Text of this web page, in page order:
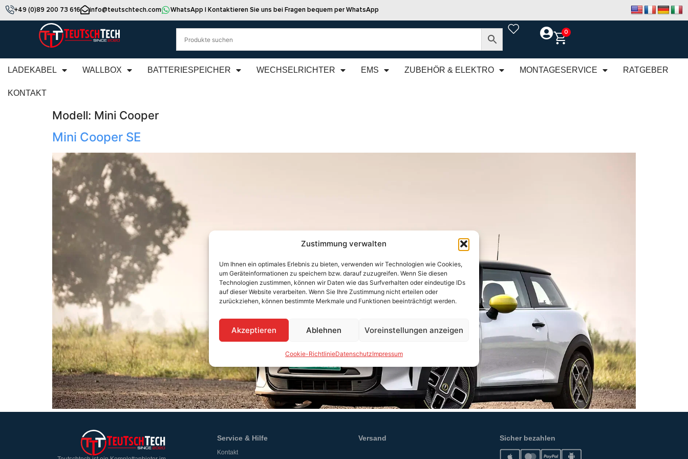
Zustimmung verwalten
Um Ihnen ein optimales Erlebnis zu bieten, verwenden wir Technologien wie Cookies,
um Geräteinformationen zu speichern bzw. darauf zuzugreifen. Wenn Sie diesen
Technologien zustimmen, können wir Daten wie das Surfverhalten oder eindeutige IDs
auf dieser Website verarbeiten. Wenn Sie Ihre Zustimmung nicht erteilen oder
zurückziehen, können bestimmte Merkmale und Funktionen beeinträchtigt werden.
Akzeptieren Ablehnen Voreinstellungen anzeigen
Cookie-RichtlinieDatenschutzImpressum
+49 (0)89 200 73 616 info@teutschtech.com WhatsApp | Kontaktieren Sie uns bei Fragen bequem per WhatsApp
0
LADEKABEL WALLBOX BATTERIESPEICHER WECHSELRICHTER EMS ZUBEHÖR & ELEKTRO MONTAGESERVICE RATGEBER
KONTAKT
Modell: Mini Cooper
Mini Cooper SE
Service & Hilfe
Kontakt
Versand Sicher bezahlen